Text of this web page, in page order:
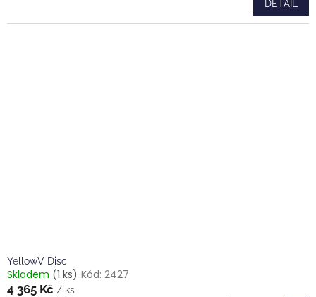
DETAIL
YellowV Disc
Skladem (1 ks) Kód: 2427
4 365 Kč / ks